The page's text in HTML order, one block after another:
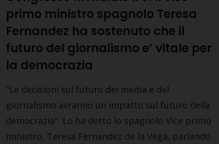
primo ministro spagnolo Teresa
Fernandez ha sostenuto che il
futuro del giornalismo e’ vitale per
la democrazia
"Le decisioni sul futuro dei media e del
giornalismo avranno un impatto sul futuro della
democrazia". Lo ha detto lo spagnolo Vice primo
ministro, Teresa Fernandez de la Vega, parlando